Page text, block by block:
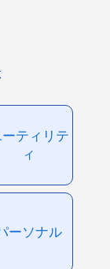
ティリテ
ィ
ーソナル